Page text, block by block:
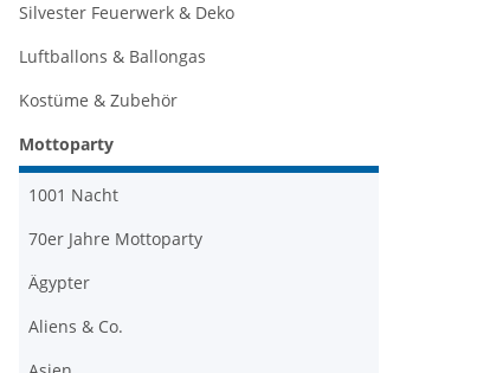
Silvester Feuerwerk & Deko
Luftballons & Ballongas
Kostüme & Zubehör
Mottoparty
1001 Nacht
70er Jahre Mottoparty
Ägypter
Aliens & Co.